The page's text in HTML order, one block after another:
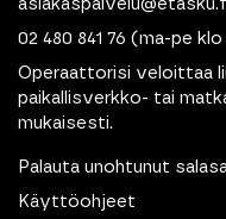
02 480 841 76 (ma-pe klo
Operaattorisi veloittaa
paikallisverkko- tai
mukaisesti.
Palauta unohtunut
Käyttöohjeet